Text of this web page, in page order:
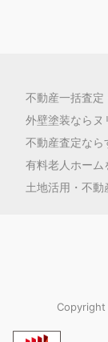
不動産一括査定
外壁塗装ならヌ
不動産査定なら
有料老人ホーム
土地活用・不